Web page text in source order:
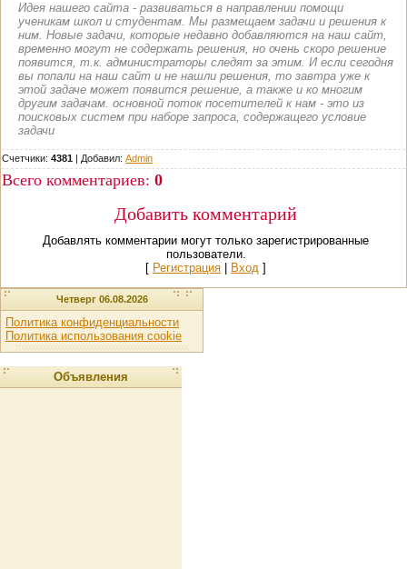
Идея нашего сайта - развиваться в направлении помощи
ученикам школ и студентам. Мы размещаем задачи и решения к
ним. Новые задачи, которые недавно добавляются на наш сайт,
временно могут не содержать решения, но очень скоро решение
появится, т.к. администраторы следят за этим. И если сегодня
вы попали на наш сайт и не нашли решения, то завтра уже к
этой задаче может появится решение, а также и ко многим
другим задачам. основной поток посетителей к нам - это из
поисковых систем при наборе запроса, содержащего условие
задачи
Счетчики: 4381 | Добавил: Admin
Всего комментариев: 0
Добавить комментарий
Добавлять комментарии могут только зарегистрированные
пользователи.
[ Регистрация Вход ]
Четверг 06.08.2026
Политика конфиденциальности
Политика использования cookie
Объявления